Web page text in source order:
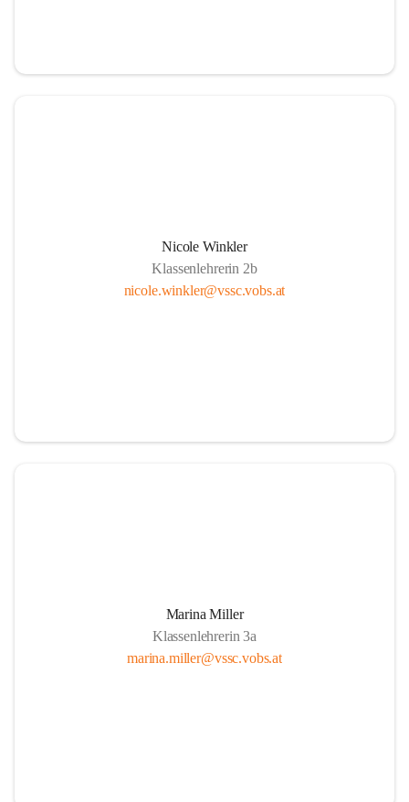
Nicole Winkler
Klassenlehrerin 2b
nicole.winkler@vssc.vobs.at
Marina Miller
Klassenlehrerin 3a
marina.miller@vssc.vobs.at